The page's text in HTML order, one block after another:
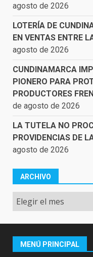
agosto de 2026
LOTERÍA DE
EN VENTAS ENTRE
agosto de 2026
CUNDINAMARCA
PIONERO PARA
PRODUCTORES
de agosto de 2026
LA TUTELA NO
PROVIDENCIAS DE
agosto de 2026
ARCHIVO
Archivo
MENÚ PRINCIPAL